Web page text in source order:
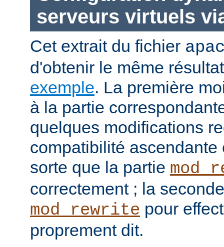
serveurs virtuels
Cet extrait du fichier
d'obtenir le même
exemple. La première
à la partie
quelques modifications
compatibilité ascendante
sorte que la partie
correctement ; la
mod_rewrite pour
proprement dit.